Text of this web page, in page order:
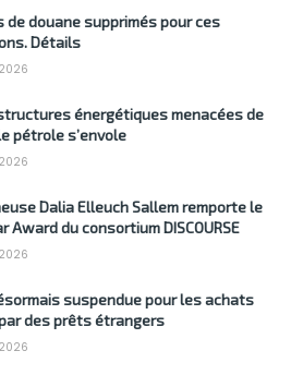
de douane supprimés pour ces
Détails
énergétiques menacées de
pétrole s’envole
Dalia Elleuch Sallem remporte le
Award du consortium DISCOURSE
suspendue pour les achats
des prêts étrangers